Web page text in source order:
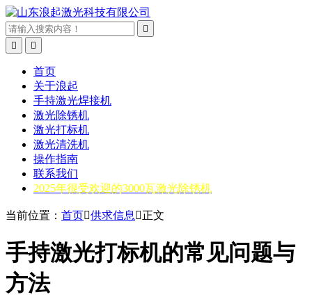



首页
关于浪起
手持激光焊接机
激光除锈机
激光打标机
激光清洗机
操作指南
联系我们
2025年很受欢迎的3000瓦激光除锈机
当前位置： 首页供求信息 正文
手持激光打标机的常见问题与
方法